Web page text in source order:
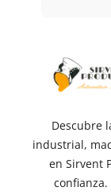
Descubre
industrial,
en Sirvent
confianza.